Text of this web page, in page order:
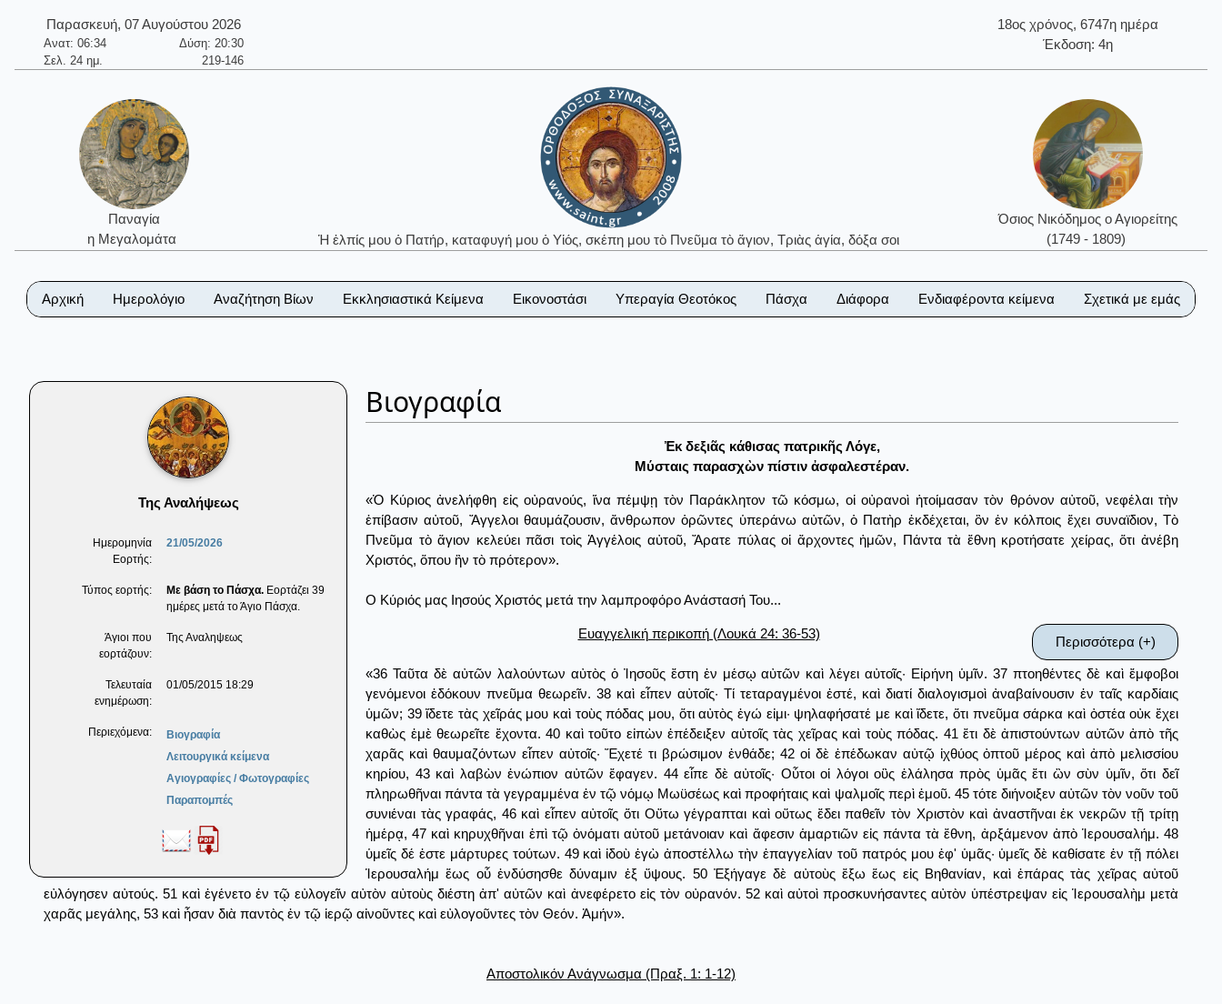
Παρασκευή, 07 Αυγούστου 2026
Ανατ: 06:34
Δύση: 20:30
Σελ. 24 ημ.
219-146
18ος χρόνος, 6747η ημέρα
Έκδοση: 4η
Παναγία
η Μεγαλομάτα
Ἡ ἐλπίς μου ὁ Πατήρ, καταφυγή μου ὁ Υἱός, σκέπη μου τὸ Πνεῦμα τὸ ἅγιον, Τριὰς ἁγία, δόξα σοι
Όσιος Νικόδημος ο Αγιορείτης
(1749 - 1809)
Αρχική Ημερολόγιο Αναζήτηση Βίων Εκκλησιαστικά Κείμενα Εικονοστάσι Υπεραγία Θεοτόκος Πάσχα Διάφορα Ενδιαφέροντα κείμενα Σχετικά με εμάς
Της Αναλήψεως
Ημερομηνία
Εορτής:
21/05/2026
Τύπος εορτής: Με βάση το Πάσχα. Εορτάζει 39
ημέρες μετά το Άγιο Πάσχα.
Άγιοι που
εορτάζουν:
Της Αναληψεως
Τελευταία
ενημέρωση:
01/05/2015 18:29
Περιεχόμενα:
Βιογραφία
Λειτουργικά κείμενα
Αγιογραφίες / Φωτογραφίες
Παραπομπές
Βιογραφία
Ἐκ δεξιᾶς κάθισας πατρικῆς Λόγε,
Μύσταις παρασχὼν πίστιν ἀσφαλεστέραν.
«Ὁ Κύριος ἀνελήφθη εἰς οὐρανούς, ἵνα πέμψῃ τὸν Παράκλητον τῶ κόσμω, οἱ οὐρανοὶ ἡτοίμασαν τὸν θρόνον αὐτοῦ, νεφέλαι τὴν
ἐπίβασιν αὐτοῦ, Ἄγγελοι θαυμάζουσιν, ἄνθρωπον ὁρῶντες ὑπεράνω αὐτῶν, ὁ Πατὴρ ἐκδέχεται, ὃν ἐν κόλποις ἔχει συναϊδιον, Τὸ
Πνεῦμα τὸ ἅγιον κελεύει πᾶσι τοὶς Ἀγγέλοις αὐτοῦ, Ἄρατε πύλας οἱ ἄρχοντες ἡμῶν, Πάντα τὰ ἔθνη κροτήσατε χείρας, ὅτι ἀνέβη
Χριστός, ὅπου ἣν τὸ πρότερον».
Ο Κύριός μας Ιησούς Χριστός μετά την λαμπροφόρο Ανάστασή Του...
Περισσότερα (+)
Ευαγγελική περικοπή (Λουκά 24: 36-53)
«36 Ταῦτα δὲ αὐτῶν λαλούντων αὐτὸς ὁ Ἰησοῦς ἔστη ἐν μέσῳ αὐτῶν καὶ λέγει αὐτοῖς· Εἰρήνη ὑμῖν. 37 πτοηθέντες δὲ καὶ ἔμφοβοι
γενόμενοι ἐδόκουν πνεῦμα θεωρεῖν. 38 καὶ εἶπεν αὐτοῖς· Τί τεταραγμένοι ἐστέ, καὶ διατί διαλογισμοὶ ἀναβαίνουσιν ἐν ταῖς καρδίαις
ὑμῶν; 39 ἴδετε τὰς χεῖράς μου καὶ τοὺς πόδας μου, ὅτι αὐτὸς ἐγώ εἰμι· ψηλαφήσατέ με καὶ ἴδετε, ὅτι πνεῦμα σάρκα καὶ ὀστέα οὐκ ἔχει
καθὼς ἐμὲ θεωρεῖτε ἔχοντα. 40 καὶ τοῦτο εἰπὼν ἐπέδειξεν αὐτοῖς τὰς χεῖρας καὶ τοὺς πόδας. 41 ἔτι δὲ ἀπιστούντων αὐτῶν ἀπὸ τῆς
χαρᾶς καὶ θαυμαζόντων εἶπεν αὐτοῖς· Ἔχετέ τι βρώσιμον ἐνθάδε; 42 οἱ δὲ ἐπέδωκαν αὐτῷ ἰχθύος ὀπτοῦ μέρος καὶ ἀπὸ μελισσίου
κηρίου, 43 καὶ λαβὼν ἐνώπιον αὐτῶν ἔφαγεν. 44 εἶπε δὲ αὐτοῖς· Οὗτοι οἱ λόγοι οὓς ἐλάλησα πρὸς ὑμᾶς ἔτι ὢν σὺν ὑμῖν, ὅτι δεῖ
πληρωθῆναι πάντα τὰ γεγραμμένα ἐν τῷ νόμῳ Μωϋσέως καὶ προφήταις καὶ ψαλμοῖς περὶ ἐμοῦ. 45 τότε διήνοιξεν αὐτῶν τὸν νοῦν τοῦ
συνιέναι τὰς γραφάς, 46 καὶ εἶπεν αὐτοῖς ὅτι Οὕτω γέγραπται καὶ οὕτως ἔδει παθεῖν τὸν Χριστὸν καὶ ἀναστῆναι ἐκ νεκρῶν τῇ τρίτῃ
ἡμέρᾳ, 47 καὶ κηρυχθῆναι ἐπὶ τῷ ὀνόματι αὐτοῦ μετάνοιαν καὶ ἄφεσιν ἁμαρτιῶν εἰς πάντα τὰ ἔθνη, ἀρξάμενον ἀπὸ Ἱερουσαλήμ. 48
ὑμεῖς δέ ἐστε μάρτυρες τούτων. 49 καὶ ἰδοὺ ἐγὼ ἀποστέλλω τὴν ἐπαγγελίαν τοῦ πατρός μου ἐφ' ὑμᾶς· ὑμεῖς δὲ καθίσατε ἐν τῇ πόλει
Ἱερουσαλήμ ἕως οὗ ἐνδύσησθε δύναμιν ἐξ ὕψους. 50 Ἐξήγαγε δὲ αὐτοὺς ἔξω ἕως εἰς Βηθανίαν, καὶ ἐπάρας τὰς χεῖρας αὐτοῦ
εὐλόγησεν αὐτούς. 51 καὶ ἐγένετο ἐν τῷ εὐλογεῖν αὐτὸν αὐτοὺς διέστη ἀπ' αὐτῶν καὶ ἀνεφέρετο εἰς τὸν οὐρανόν. 52 καὶ αὐτοὶ προσκυνήσαντες αὐτὸν ὑπέστρεψαν εἰς Ἱερουσαλὴμ μετὰ
χαρᾶς μεγάλης, 53 καὶ ἦσαν διὰ παντὸς ἐν τῷ ἱερῷ αἰνοῦντες καὶ εὐλογοῦντες τὸν Θεόν. Ἀμήν».
Αποστολικόν Ανάγνωσμα (Πραξ. 1: 1-12)